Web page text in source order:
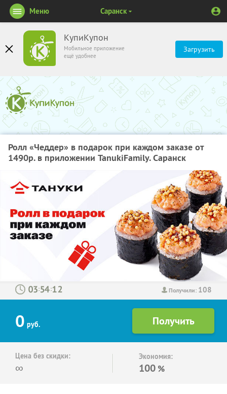
КупиКупон
Мобильное приложение
ещё удобнее
Загрузить
Меню Саранск
Ролл «Чеддер» в подарок при каждом заказе от
1490р. в приложении TanukiFamily. Саранск
Получили: 108
: :
0 руб.
Цена без скидки:
∞
Экономия:
100 %